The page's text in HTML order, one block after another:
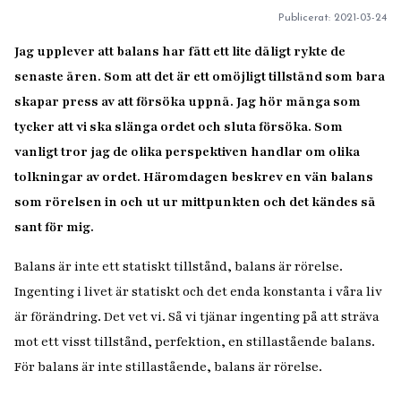
Publicerat: 2021-03-24
Jag upplever att balans har fått ett lite dåligt rykte de
senaste åren. Som att det är ett omöjligt tillstånd som bara
skapar press av att försöka uppnå. Jag hör många som
tycker att vi ska slänga ordet och sluta försöka. Som
vanligt tror jag de olika perspektiven handlar om olika
tolkningar av ordet. Häromdagen beskrev en vän balans
somrörelsen in och ut ur mittpunkten och det kändes så
sant för mig.
Balans är inte ett statiskt tillstånd, balans är rörelse.
Ingenting i livet är statiskt och det enda konstanta i våra liv
är förändring. Det vet vi. Så vi tjänar ingenting på att sträva
mot ett visst tillstånd, perfektion, en stillastående balans.
För balans är inte stillastående, balans är rörelse.